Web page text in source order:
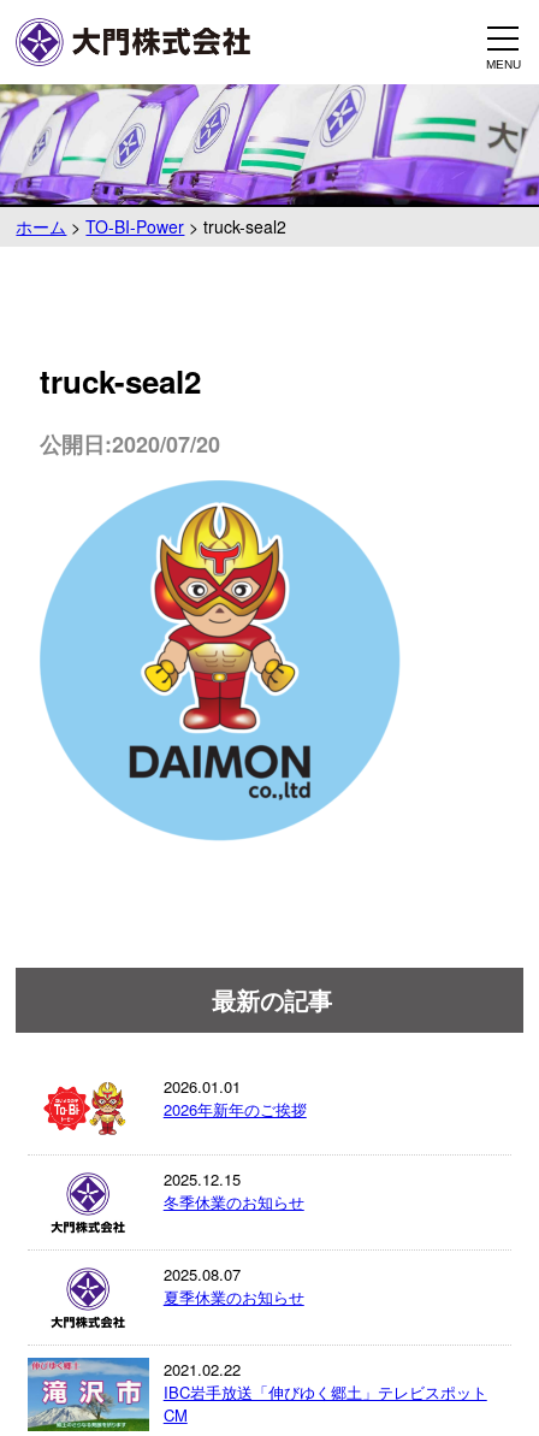
ホーム >TO-BI-Power >truck-seal2
truck-seal2
公開日:2020/07/20
最新の記事
2026.01.01
2026年新年のご挨拶
2025.12.15
冬季休業のお知らせ
2025.08.07
夏季休業のお知らせ
2021.02.22
IBC岩手放送「伸びゆく郷土」テレビスポット
CM